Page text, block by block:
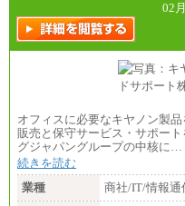
02
オフィスに必要なキヤノン製
販売と保守サービス・サポー
グジャパングループの中核に…
続きを読む
業種
商社/IT/情報通